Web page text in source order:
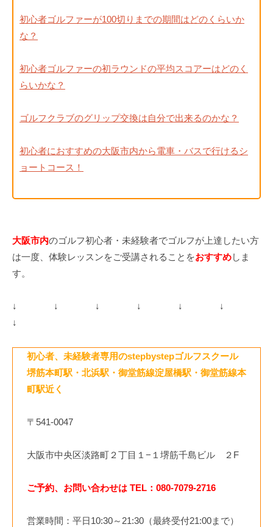
初心者ゴルファーが100切りまでの期間はどのくらいか
な？
初心者ゴルファーの初ラウンドの平均スコアーはどのく
らいかな？
ゴルフクラブのグリップ交換は自分で出来るのかな？
初心者におすすめの大阪市内から電車・バスで行けるシ
ョートコース！
大阪市内のゴルフ初心者・未経験者でゴルフが上達したい方
は一度、体験レッスンをご受講されることをおすすめしま
す。
↓ ↓ ↓ ↓ ↓ ↓
↓
初心者、未経験者専用のstepbystepゴルフスクール
堺筋本町駅・北浜駅・御堂筋線淀屋橋駅・御堂筋線本
町駅近く
〒541-0047
大阪市中央区淡路町２丁目１−１堺筋千島ビル ２F
ご予約、お問い合わせは TEL：080-7079-2716
営業時間：平日10:30～21:30（最終受付21:00まで）